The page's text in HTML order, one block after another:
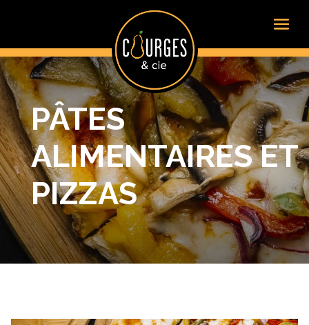
PÂTES
ALIMENTAIRES ET
PIZZAS